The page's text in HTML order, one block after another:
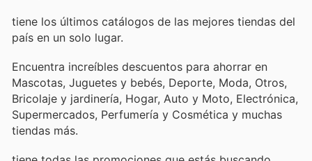
tiene los últimos catálogos de las mejores tiendas del
país en un solo lugar.
Encuentra increíbles descuentos para ahorrar en
Mascotas, Juguetes y bebés, Deporte, Moda, Otros,
Bricolaje y jardinería, Hogar, Auto y Moto, Electrónica,
Supermercados, Perfumería y Cosmética y muchas
tiendas más.